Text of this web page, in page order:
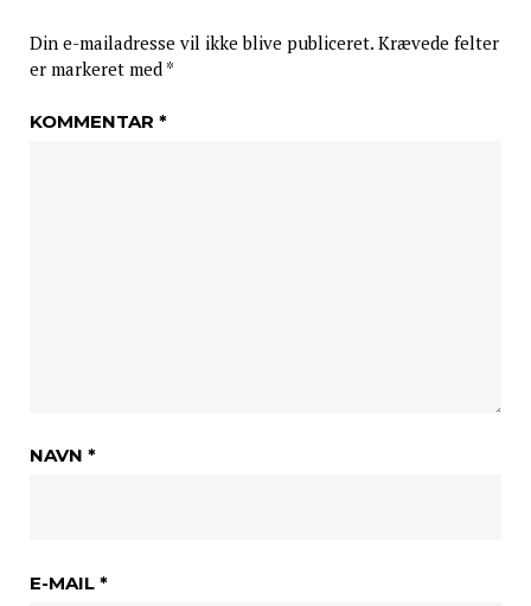
Din e-mailadresse vil ikke blive publiceret. Krævede felter
er markeret med *
KOMMENTAR *
NAVN *
E-MAIL *